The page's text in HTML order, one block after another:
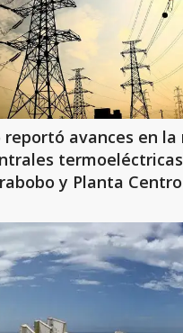
reportó avances en la
termoeléctricas
y Planta Centro